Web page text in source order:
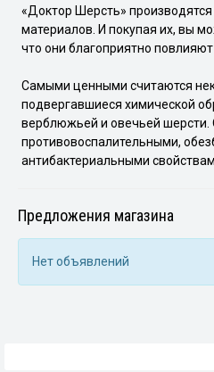
«Доктор Шерсть»
материалов. И покупая их, вы
что они благоприятно повлияют
Самыми ценными считаются
подвергавшиеся химической
верблюжьей и овечьей
противовоспалительными,
антибактериальными
Предложения магазина
Нет объявлений